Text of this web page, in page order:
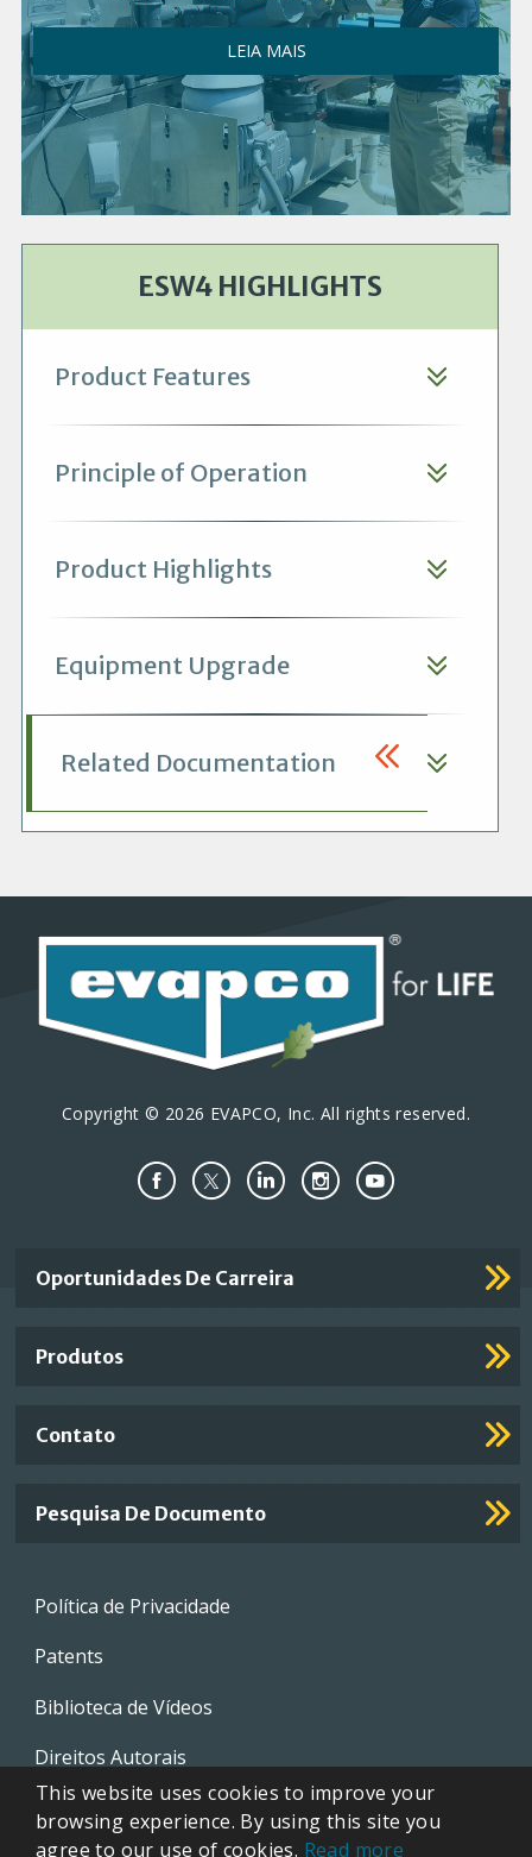
LEIA MAIS
ESW4 HIGHLIGHTS
Product Features
Principle of Operation
Product Highlights
Equipment Upgrade
Related Documentation
Copyright © 2026 EVAPCO, Inc. All rights reserved.
Important
Footer
Oportunidades De Carreira
Produtos
Contato
Pesquisa De Documento
Footer
Política de Privacidade
Patents
Biblioteca de Vídeos
Direitos Autorais
Política da Qualidade
This website uses cookies to improve your
browsing experience. By using this site you
agree to our use of cookies. Read more